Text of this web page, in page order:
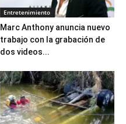
Entretenimiento
Marc Anthony anuncia nuevo
trabajo con la grabación de
dos videos...